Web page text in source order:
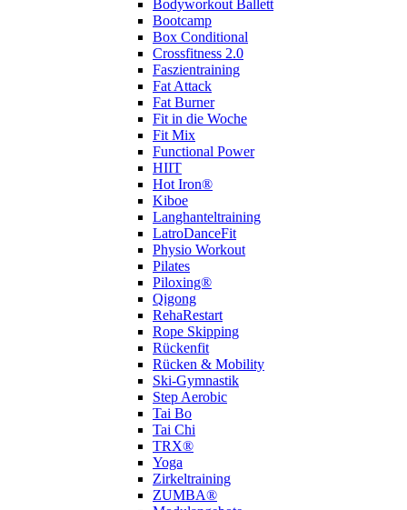
Bodyworkout Ballett
Bootcamp
Box Conditional
Crossfitness 2.0
Faszientraining
Fat Attack
Fat Burner
Fit in die Woche
Fit Mix
Functional Power
HIIT
Hot Iron®
Kiboe
Langhanteltraining
LatroDanceFit
Physio Workout
Pilates
Piloxing®
Qigong
RehaRestart
Rope Skipping
Rückenfit
Rücken & Mobility
Ski-Gymnastik
Step Aerobic
Tai Bo
Tai Chi
TRX®
Yoga
Zirkeltraining
ZUMBA®